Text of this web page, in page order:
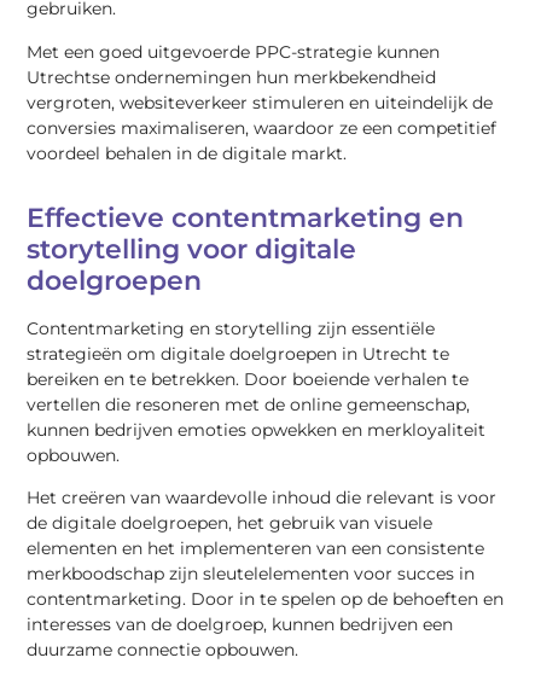
gebruiken.
Met een goed uitgevoerde PPC-strategie kunnen
Utrechtse ondernemingen hun merkbekendheid
vergroten, websiteverkeer stimuleren en uiteindelijk de
conversies maximaliseren, waardoor ze een competitief
voordeel behalen in de digitale markt.
Effectieve contentmarketing en
storytelling voor digitale
doelgroepen
Contentmarketing en storytelling zijn essentiële
strategieën om digitale doelgroepen in Utrecht te
bereiken en te betrekken. Door boeiende verhalen te
vertellen die resoneren met de online gemeenschap,
kunnen bedrijven emoties opwekken en merkloyaliteit
opbouwen.
Het creëren van waardevolle inhoud die relevant is voor
de digitale doelgroepen, het gebruik van visuele
elementen en het implementeren van een consistente
merkboodschap zijn sleutelelementen voor succes in
contentmarketing. Door in te spelen op de behoeften en
interesses van de doelgroep, kunnen bedrijven een
duurzame connectie opbouwen.